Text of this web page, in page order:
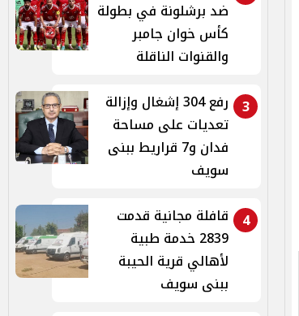
ضد برشلونة في بطولة
كأس خوان جامبر
والقنوات الناقلة
3
رفع 304 إشغال وإزالة
تعديات على مساحة
فدان و7 قراريط ببنى
سويف
4
قافلة مجانية قدمت
2839 خدمة طبية
لأهالي قرية الحيبة
ببنى سويف